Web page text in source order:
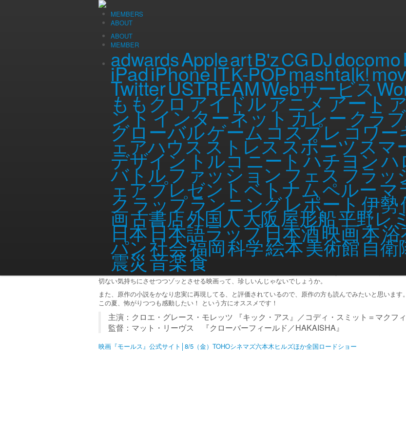
MEMBERS
ABOUT
ABOUT
MEMBER
adwardsAppleartB'zCGDJdocomo
iPadiPhoneITK-POPmashtalk!
TwitterUSTREAMWebサービス
ももクロアイドルアニメ アート
ント インターネット カレー クラブ
グローバルゲームコスプレ コワ
ェアハウスストレススポーツスマ
デザイントルコ ニートハチヨンハ
バトルファッション フェス フラッ
ェアプレゼント ベトナムペルーマ
ク ラップランニングレポート伊勢
画古書店外国人大阪 屋形船平野レ
日本日本語ラップ日本酒映画本浴
パン社会福岡科学絵本美術館自衛
震災音楽食
Fri, 10 Jun 2011
（記事公開時の年齢 …
しらさかコラム
映画モールスの試写会に行ってきた
映画モールスの試写会に行ってまいりました。
8月5日（金）全国ロードショー
『クローバーフィールド/HAKAISHA』 監督× 『キック・アス』主演女優 最新作
“切なさ”と“恐怖”が心を揺さぶり、いまだかつてない余韻が残る傑作の誕生！
世界中の映画ファンを虜にした『クローバーフィールド/HAKAISHA』のマット・リ
女優注目度No.1となったクロエ・グレース・モレッツを主演に迎え、全世界60の映
リ 200歳の少女』をハリウッド版として映画化。ハリウッドならではの迫力と映像
身の毛もよだつ残酷な連続猟奇殺人と、幼い二人のピュアな初恋の行方。次から次
い想い。両極の感情が観る者を揺さぶり、引きずり回したまま衝撃のラストへと疾
して・・・！？
ホラー小説の巨匠スティーヴン・キングが2010年NO.1映画に選び「この20年で
受賞した話題作が、いよいよ日本上陸！
「全世界絶賛！」「この20年のアメリカでNo.1のスリラー」と言われているだけあったので、そこそこ期
みんなが褒めるだけはあるわー。
スリラーだと思い込んでいたのですが、12歳の少女と、いじめられっ子の男の子の小さな恋物語でもありま
こんなに切ない気持ちになるスリラーって斬新！
キック・アスにも出演していた主演のクロエ・グレース・モレッツのミステリアスな演技は必見です。
切ない気持ちにさせつつゾッとさせる映画って、珍しいんじゃないでしょうか。
また、原作の小説をかなり忠実に再現してる、と評価されているので、原作の方も読んでみたいと思います。
この夏、怖がりつつも感動したい！ という方にオススメです！
主演：クロエ・グレース・モレッツ 『キック・アス』／コディ・スミット＝マクフ
監督：マット・リーヴス 『クローバーフィールド／HAKAISHA』
映画『モールス』公式サイト│8/5（金）TOHOシネマズ六本木ヒルズほか全国ロードショー